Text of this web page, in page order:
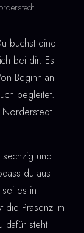
buchst eine
bei dir. Es
Beginn an
begleitet.
Norderstedt
und
du aus
sei es in
Präsenz im
dafür steht